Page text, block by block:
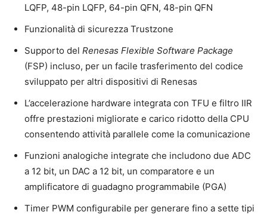
LQFP, 48-pin LQFP, 64-pin QFN, 48-pin QFN
Funzionalità di sicurezza Trustzone
Supporto del Renesas Flexible Software Package
(FSP) incluso, per un facile trasferimento del codice
sviluppato per altri dispositivi di Renesas
L’accelerazione hardware integrata con TFU e filtro IIR
offre prestazioni migliorate e carico ridotto della CPU
consentendo attività parallele come la comunicazione
Funzioni analogiche integrate che includono due ADC
a 12 bit, un DAC a 12 bit, un comparatore e un
amplificatore di guadagno programmabile (PGA)
Timer PWM configurabile per generare fino a sette tipi